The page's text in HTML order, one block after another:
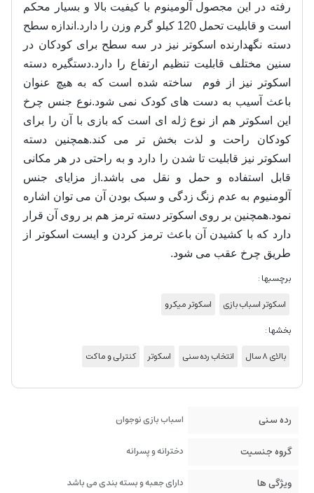
رفته در این مجصول آلومینوم با کیفیت بالا و بسیار محکم
است و قابلیت تحمل 120 کیلو گرم وزن را دارد.
اندازه سطح
دسته نگهدارنده اسکوتر نیز در سه سطح برای کودکان در
سنین مختلف قابلیت تنظیم ارتفاع را دارد.دستگیره دسته
اسکوتر نیز از فوم ساخته شده است که به هیچ عنوان
باعث آسیب به دست های کودک نمی شود.نوع جنس چرخ
این اسکوتر هم از نوع ژله ای است که بازی با آن را برای
کودکان راحت و لذت بخش تر می کند.همچنین دسته
اسکوتر نیز قابلیت تا شدن را دارد و به راحتی در هر مکانی
قابل استفاده و حمل و نقل می باشد.از مزایای جنس
آلومنیوم به عدم زنگ زدگی و سبک بودن آن می توان اشاره
نمود.همچنین بر روی اسکوتر دسته ترمز هم بر روی آن قرار
دارد که با کشیدن آن باعث ترمز کردن و ایست اسکوتر از
طریق چرخ عقب می شود.
برچسبها :
اسکوتر اسباب بازی
اسکوتر میکرو
بخشها :
بالای 8 سال
انتخاب رده سنی اسکوتر کنترلی و ماکت
رده سنی اسباب بازی نوجوان
گروه جنسیت دخترانه و پسرانه
ویژگی ها دارای جعبه و بسته بندی می باشد